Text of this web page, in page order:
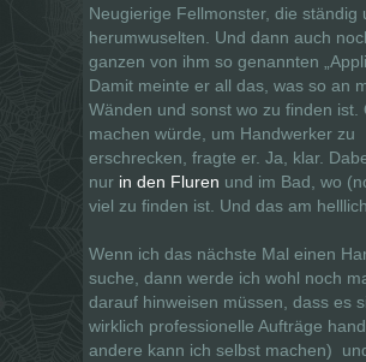
Neugierige Fellmonster, die ständig
herumwuselten. Und dann auch
ganzen von ihm so genannten
Damit meinte er all das, was so an
Wänden und sonst wo zu finden ist.
machen würde, um Handwerker zu
erschrecken, fragte er. Ja, klar.
nur in den Fluren und im Bad, wo
viel zu finden ist. Und das am
Wenn ich das nächste Mal einen
suche, dann werde ich wohl noch
darauf hinweisen müssen, dass es
wirklich professionelle Aufträge
andere kann ich selbst machen)